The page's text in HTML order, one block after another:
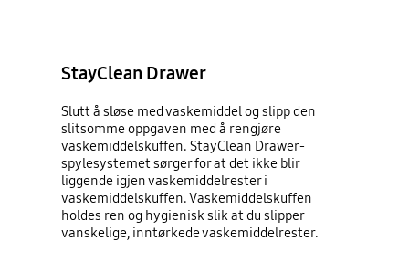
StayClean Drawer
Slutt å sløse med vaskemiddel og slipp den
slitsomme oppgaven med å rengjøre
vaskemiddelskuffen. StayClean Drawer-
spylesystemet sørger for at det ikke blir
liggende igjen vaskemiddelrester i
vaskemiddelskuffen. Vaskemiddelskuffen
holdes ren og hygienisk slik at du slipper
vanskelige, inntørkede vaskemiddelrester.